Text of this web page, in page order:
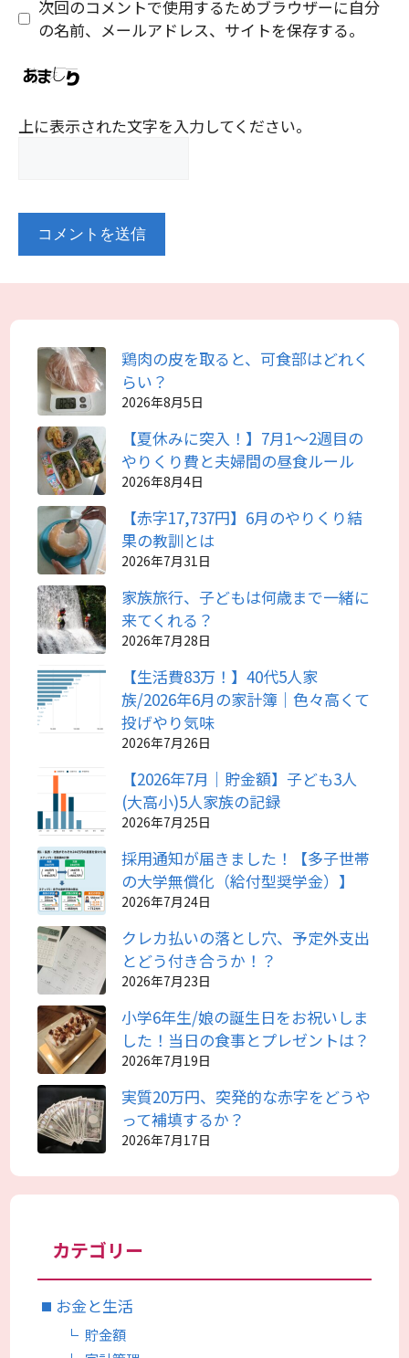
次回のコメントで使用するためブラウザーに自分
の名前、メールアドレス、サイトを保存する。
上に表示された文字を入力してください。
鶏肉の皮を取ると、可食部はどれく
らい？
2026年8月5日
【夏休みに突入！】7月1～2週目の
やりくり費と夫婦間の昼食ルール
2026年8月4日
【赤字17,737円】6月のやりくり結
果の教訓とは
2026年7月31日
家族旅行、子どもは何歳まで一緒に
来てくれる？
2026年7月28日
【生活費83万！】40代5人家
族/2026年6月の家計簿｜色々高くて
投げやり気味
2026年7月26日
【2026年7月｜貯金額】子ども3人
(大高小)5人家族の記録
2026年7月25日
採用通知が届きました！【多子世帯
の大学無償化（給付型奨学金）】
2026年7月24日
クレカ払いの落とし穴、予定外支出
とどう付き合うか！？
2026年7月23日
小学6年生/娘の誕生日をお祝いしま
した！当日の食事とプレゼントは？
2026年7月19日
実質20万円、突発的な赤字をどうや
って補填するか？
2026年7月17日
カテゴリー
お金と生活
貯金額